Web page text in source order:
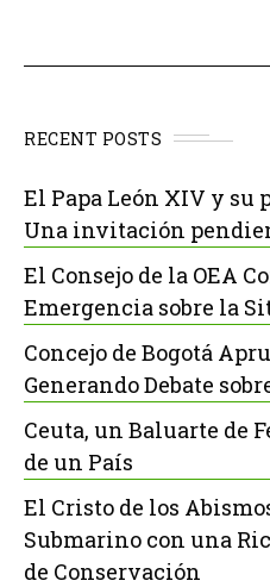
RECENT POSTS
El Papa León XIV y su
Una invitación
El Consejo de la OEA
Emergencia sobre la
Concejo de Bogotá
Generando Debate
Ceuta, un Baluarte de
de un País
El Cristo de los
Submarino con una
de Conservación